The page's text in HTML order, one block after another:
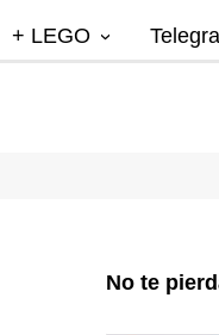
+ LEGO
No te